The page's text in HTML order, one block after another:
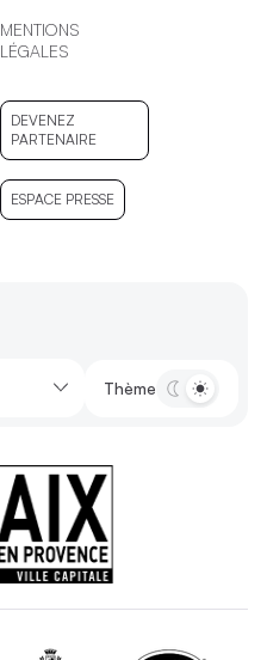
MENTIONS
LÉGALES
DEVENEZ
PARTENAIRE
DEVENEZ
PARTENAIRE
ESPACE PRESSE
Thème